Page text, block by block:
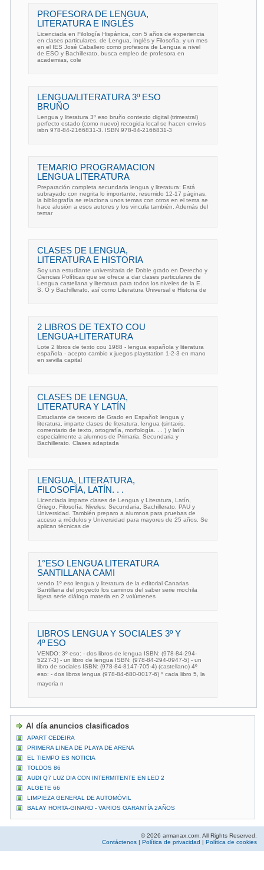
PROFESORA DE LENGUA,
LITERATURA E INGLÉS
Licenciada en Filología Hispánica, con 5 años de experiencia
en clases particulares, de Lengua, Inglés y Filosofía, y un mes
en el IES José Caballero como profesora de Lengua a nivel
de ESO y Bachillerato, busca empleo de profesora en
academias, cole
LENGUA/LITERATURA 3º ESO
BRUÑO
Lengua y literatura 3º eso bruño contexto digital (trimestral)
perfecto estado (como nuevo) recogida local se hacen envíos
isbn 978-84-2166831-3. ISBN 978-84-2166831-3
TEMARIO PROGRAMACION
LENGUA LITERATURA
Preparación completa secundaria lengua y literatura: Está
subrayado con negrita lo importante, resumido 12-17 páginas,
la bibliografía se relaciona unos temas con otros en el tema se
hace alusión a esos autores y los vincula también. Además del
temar
CLASES DE LENGUA,
LITERATURA E HISTORIA
Soy una estudiante universitaria de Doble grado en Derecho y
Ciencias Políticas que se ofrece a dar clases particulares de
Lengua castellana y literatura para todos los niveles de la E.
S. O y Bachillerato, así como Literatura Universal e Historia de
2 LIBROS DE TEXTO COU
LENGUA+LITERATURA
Lote 2 libros de texto cou 1988 - lengua española y literatura
española - acepto cambio x juegos playstation 1-2-3 en mano
en sevilla capital
CLASES DE LENGUA,
LITERATURA Y LATÍN
Estudiante de tercero de Grado en Español: lengua y
literatura, imparte clases de literatura, lengua (sintaxis,
comentario de texto, ortografía, morfología. . . ) y latín
especialmente a alumnos de Primaria, Secundaria y
Bachillerato. Clases adaptada
LENGUA, LITERATURA,
FILOSOFÍA, LATÍN. . .
Licenciada imparte clases de Lengua y Literatura, Latín,
Griego, Filosofía. Niveles: Secundaria, Bachillerato, PAU y
Universidad. También preparo a alumnos para pruebas de
acceso a módulos y Universidad para mayores de 25 años. Se
aplican técnicas de
1°ESO LENGUA LITERATURA
SANTILLANA CAMI
vendo 1º eso lengua y literatura de la editorial Canarias
Santillana del proyecto los caminos del saber serie mochila
ligera serie diálogo materia en 2 volúmenes
LIBROS LENGUA Y SOCIALES 3º Y
4º ESO
VENDO: 3º eso: - dos libros de lengua ISBN: (978-84-294-
5227-3) - un libro de lengua ISBN: (978-84-294-0947-5) - un
libro de sociales ISBN: (978-84-8147-705-4) (castellano) 4º
eso: - dos libros lengua (978-84-680-0017-6) * cada libro 5, la
mayoria n
Al día anuncios clasificados
APART CEDEIRA
PRIMERA LINEA DE PLAYA DE ARENA
EL TIEMPO ES NOTICIA
TOLDOS 86
AUDI Q7 LUZ DIA CON INTERMITENTE EN LED 2
ALGETE 66
LIMPIEZA GENERAL DE AUTOMÓVIL
BALAY HORTA-GINARD - VARIOS GARANTÍA 2AÑOS
© 2026 armanax.com. All Rights Reserved.
Contáctenos | Política de privacidad | Política de cookies